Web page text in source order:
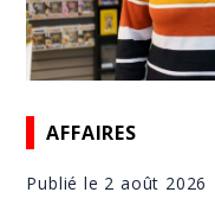
AFFAIRES
Publié le 2 août 2026